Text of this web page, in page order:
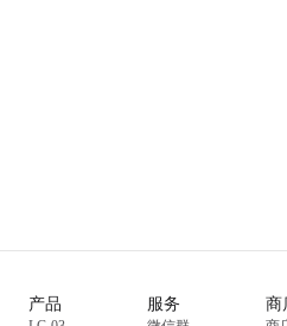
产品 服务 商